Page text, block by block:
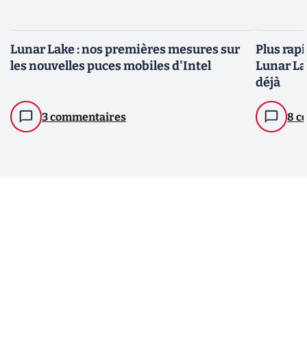
Lunar Lake : nos premières mesures sur
les nouvelles puces mobiles d'Intel
3 commentaires
Plus
Lunar
déjà
8